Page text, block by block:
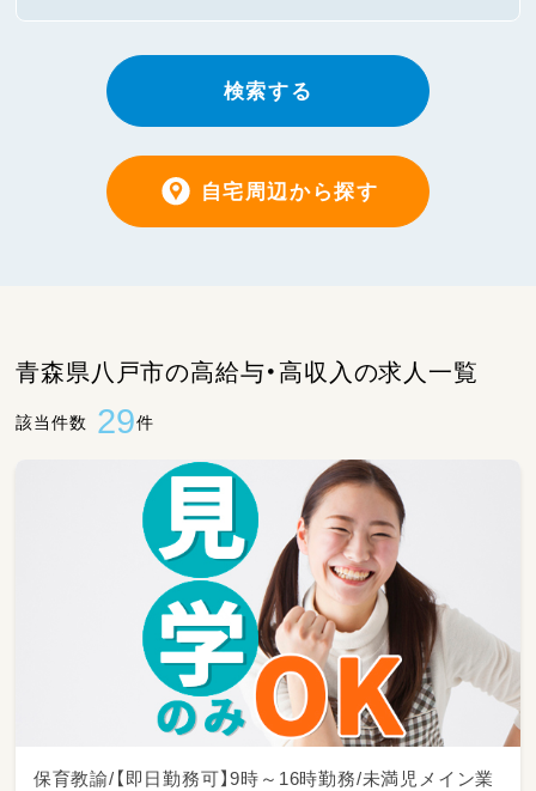
検索する
自宅周辺から探す
青森県八戸市の高給与・高収入の求人一覧
該当件数 29件
保育教諭/【即日勤務可】9時～16時勤務/未満児メイン業